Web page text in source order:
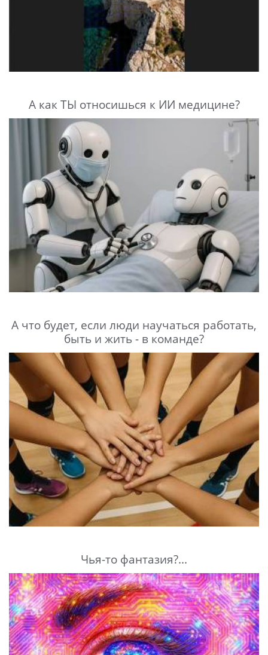
А как ТЫ относишься к ИИ медицине?
А что будет, если люди научаться работать,
быть и жить - в команде?
Чья-то фантазия?...